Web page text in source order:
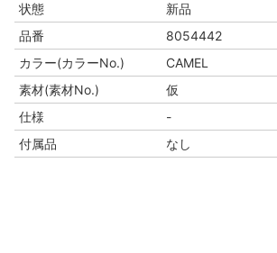
状態
新品
品番
8054442
カラー(カラーNo.)
CAMEL
素材(素材No.)
仮
仕様
-
付属品
なし